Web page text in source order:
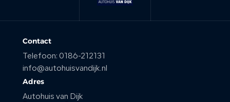
Contact
Telefoon: 0186-212131
info@autohuisvandijk.nl
Adres
Autohuis van Dijk